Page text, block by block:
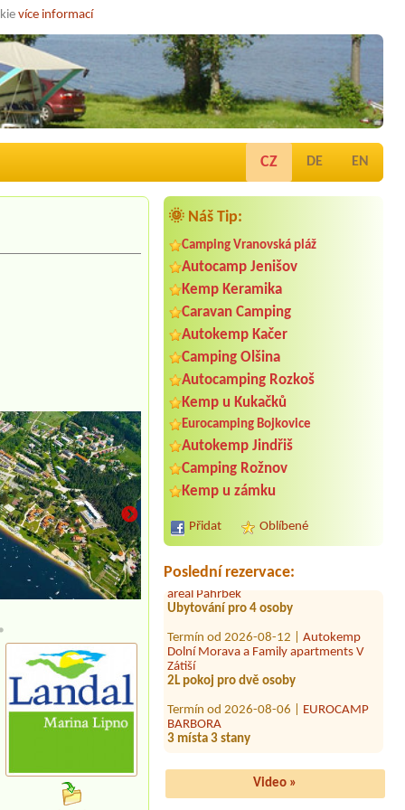
více informací
CZ DE EN
🌞 Náš Tip:
Camping Vranovská pláž
Autocamp Jenišov
Kemp Keramika
Caravan Camping
Autokemp Kačer
Camping Olšina
Autocamping Rozkoš
Kemp u Kukačků
Eurocamping Bojkovice
Autokemp Jindřiš
Camping Rožnov
Kemp u zámku
Přidat Oblíbené
Poslední rezervace:
Termín od 2026-08-01 |
Oaza Prachov
Termín od 2026-08-04 |
4L chatka pro 4 osoby
areál Pahrbek
Termín od 2026-08-12 |
Zátiší
2L pokoj pro dvě osoby
Termín od 2026-08-06 |
3 místa 3 stany
Termín od 2026-08-08 |
1 místo pro stan-3 osoby,1 místo pro
Video »
Apartmány